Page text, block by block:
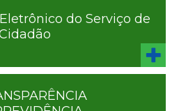
do Serviço de